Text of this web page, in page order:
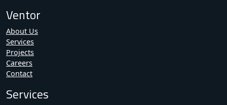
Ventor
About Us
Services
Projects
Careers
Contact
Services